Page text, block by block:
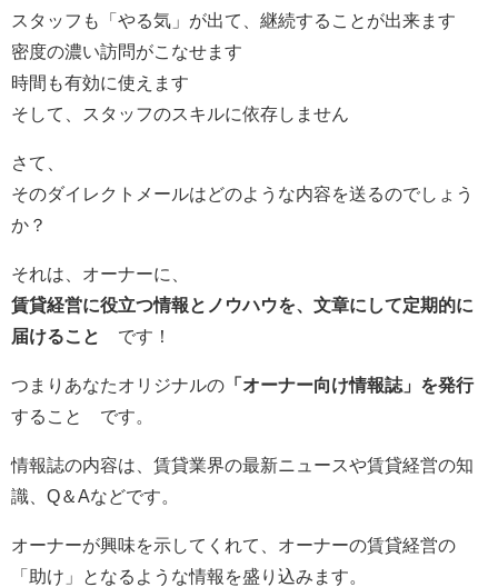
スタッフも「やる気」が出て、継続することが出来ます
密度の濃い訪問がこなせます
時間も有効に使えます
そして、スタッフのスキルに依存しません
さて、
そのダイレクトメールはどのような内容を送るのでしょう
か？
それは、オーナーに、
賃貸経営に役立つ情報とノウハウを、文章にして定期的に
届けること
です！
つまりあなたオリジナルの 「オーナー向け情報誌」を発行
すること です。
情報誌の内容は、賃貸業界の最新ニュースや賃貸経営の知
識、Q＆Aなどです。
オーナーが興味を示してくれて、オーナーの賃貸経営の
「助け」となるような情報を盛り込みます。